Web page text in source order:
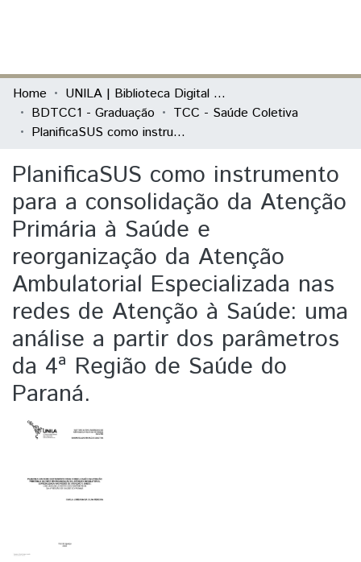
Communities & Collections
All of DSpace
Home
UNILA | Biblioteca Digital de Trabalhos de Conclusão de Curso
BDTCC1 - Graduação
TCC - Saúde Coletiva
PlanificaSUS como instrumento para a consolidação da Atenção Primária à Saúde e reorganização da Atenção Ambulatorial Especializada nas redes de Atenção à Saúde: uma análise a partir dos parâmetros da 4ª Região de Saúde do Paraná.
PlanificaSUS como instrumento
para a consolidação da Atenção
Primária à Saúde e
reorganização da Atenção
Ambulatorial Especializada nas
redes de Atenção à Saúde: uma
análise a partir dos parâmetros
da 4ª Região de Saúde do
Paraná.